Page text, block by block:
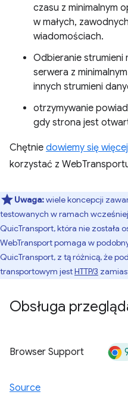
czasu z minimalnym
w małych,
wiadomościach.
Odbieranie strumieni
serwera z
innych strumieni
otrzymywanie
gdy strona jest
Chętnie dowiemy się więcej
korzystać z
Uwaga:wiele koncepcji
testowanych w ramach
QuicTransport, która nie została
WebTransport pomaga w
QuicTransport, z tą różnicą, że
transportowym jestHTTP/3
Obsługa
Browser Support
Source